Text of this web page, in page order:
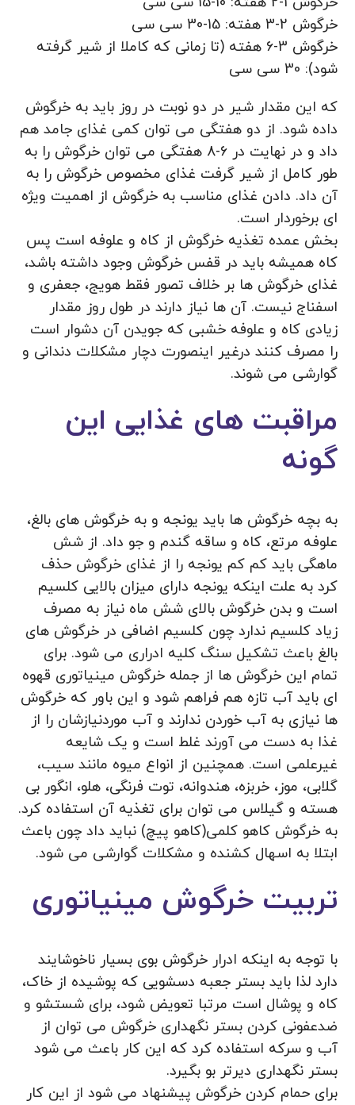
خرگوش 2-3 هفته: 15-30 سی سی
خرگوش 3-6 هفته (تا زمانی که کاملا از شیر گرفته
شود): 30 سی سی
که این مقدار شیر در دو نوبت در روز باید به خرگوش
داده شود. از دو هفتگی می توان کمی غذای جامد هم
داد و در نهایت در 6-8 هفتگی می توان خرگوش را به
طور کامل از شیر گرفت غذای مخصوص خرگوش را به
آن داد. دادن غذای مناسب به خرگوش از اهمیت ویژه
ای برخوردار است.
بخش عمده تغذیه خرگوش از کاه و علوفه است پس
کاه همیشه باید در قفس خرگوش وجود داشته باشد،
غذای خرگوش ها بر خلاف تصور فقط هویج، جعفری و
اسفناج نیست. آن ها نیاز دارند در طول روز مقدار
زیادی کاه و علوفه خشبی که جویدن آن دشوار است
را مصرف کنند درغیر اینصورت دچار مشکلات دندانی و
گوارشی می شوند.
مراقبت های غذایی این
گونه
به بچه خرگوش ها باید یونجه و به خرگوش های بالغ،
علوفه مرتع، کاه و ساقه گندم و جو داد. از شش
ماهگی باید کم کم یونجه را از غذای خرگوش حذف
کرد به علت اینکه یونجه دارای میزان بالایی کلسیم
است و بدن خرگوش بالای شش ماه نیاز به مصرف
زیاد کلسیم ندارد چون کلسیم اضافی در خرگوش های
بالغ باعث تشکیل سنگ کلیه ادراری می شود. برای
تمام این خرگوش ها از جمله خرگوش مینیاتوری قهوه
ای باید آب تازه هم فراهم شود و این باور که خرگوش
ها نیازی به آب خوردن ندارند و آب موردنیازشان را از
غذا به دست می آورند غلط است و یک شایعه
غیرعلمی است. همچنین از انواع میوه مانند سیب،
گلابی، موز، خربزه، هندوانه، توت فرنگی، هلو، انگور بی
هسته و گیلاس می توان برای تغذیه آن استفاده کرد.
به خرگوش کاهو کلمی(کاهو پیچ) نباید داد چون باعث
ابتلا به اسهال کشنده و مشکلات گوارشی می شود.
تربیت خرگوش مینیاتوری
با توجه به اینکه ادرار خرگوش بوی بسیار ناخوشایند
دارد لذا باید بستر جعبه دسشویی که پوشیده از خاک،
کاه و پوشال است مرتبا تعویض شود، برای شستشو و
ضدعفونی کردن بستر نگهداری خرگوش می توان از
آب و سرکه استفاده کرد که این کار باعث می شود
بستر نگهداری دیرتر بو بگیرد.
برای حمام کردن خرگوش پیشنهاد می شود از این کار